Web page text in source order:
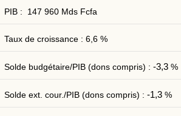
PIB : 147 960 Mds Fcfa
Taux de croissance : 6,6 %
Solde budgétaire/PIB (dons compris) : -3,3%
Solde ext. cour./PIB (dons compris) : -1,3%